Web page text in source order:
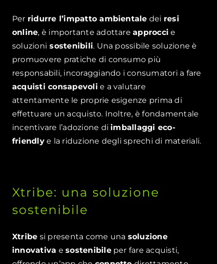
Per ridurre l’impatto ambientale dei resi
online, è importante adottareapprocci e
soluzioni sostenibili. Una possibile soluzione è
promuovere pratiche di consumo più
responsabili, incoraggiando i consumatori a fare
acquisti consapevoli e a valutare
attentamente le proprie esigenze prima di
effettuare un acquisto. Inoltre, è fondamentale
incentivare l’adozione diimballaggi eco-
friendlye la riduzione degli sprechi di materiali.
Xtribe: una soluzione
sostenibile
Xtribe si presenta come una soluzione
innovativa esostenibileper fare acquisti,